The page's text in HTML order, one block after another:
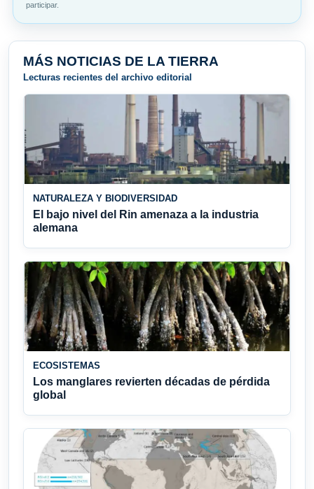
participar.
MÁS NOTICIAS DE LA TIERRA
Lecturas recientes del archivo editorial
NATURALEZA Y BIODIVERSIDAD
El bajo nivel del Rin amenaza a la industria
alemana
ECOSISTEMAS
Los manglares revierten décadas de pérdida
global